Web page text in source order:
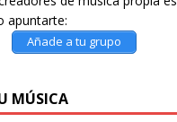
apuntarte:
Añade a tu grupo
MÚSICA